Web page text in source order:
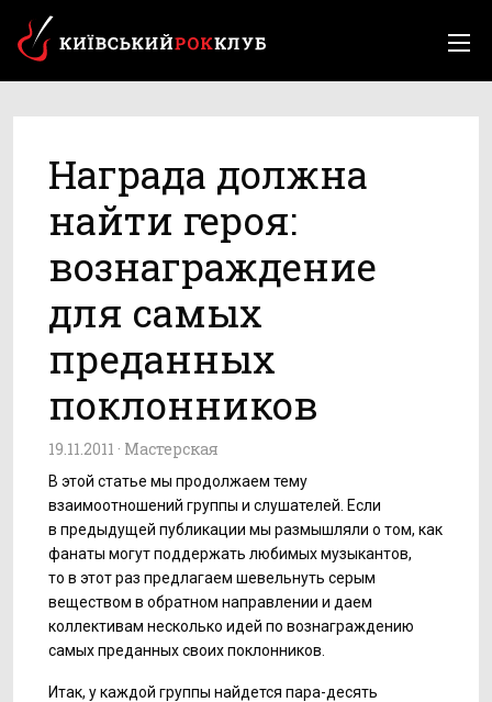
Награда должна
найти героя:
вознаграждение
для самых
преданных
поклонников
19.11.2011 · Мастерская
В этой статье мы продолжаем тему
взаимоотношений группы и слушателей. Если
в предыдущей публикации мы размышляли о том, как
фанаты могут поддержать любимых музыкантов,
то в этот раз предлагаем шевельнуть серым
веществом в обратном направлении и даем
коллективам несколько идей по вознаграждению
самых преданных своих поклонников.
Итак, у каждой группы найдется пара-десять